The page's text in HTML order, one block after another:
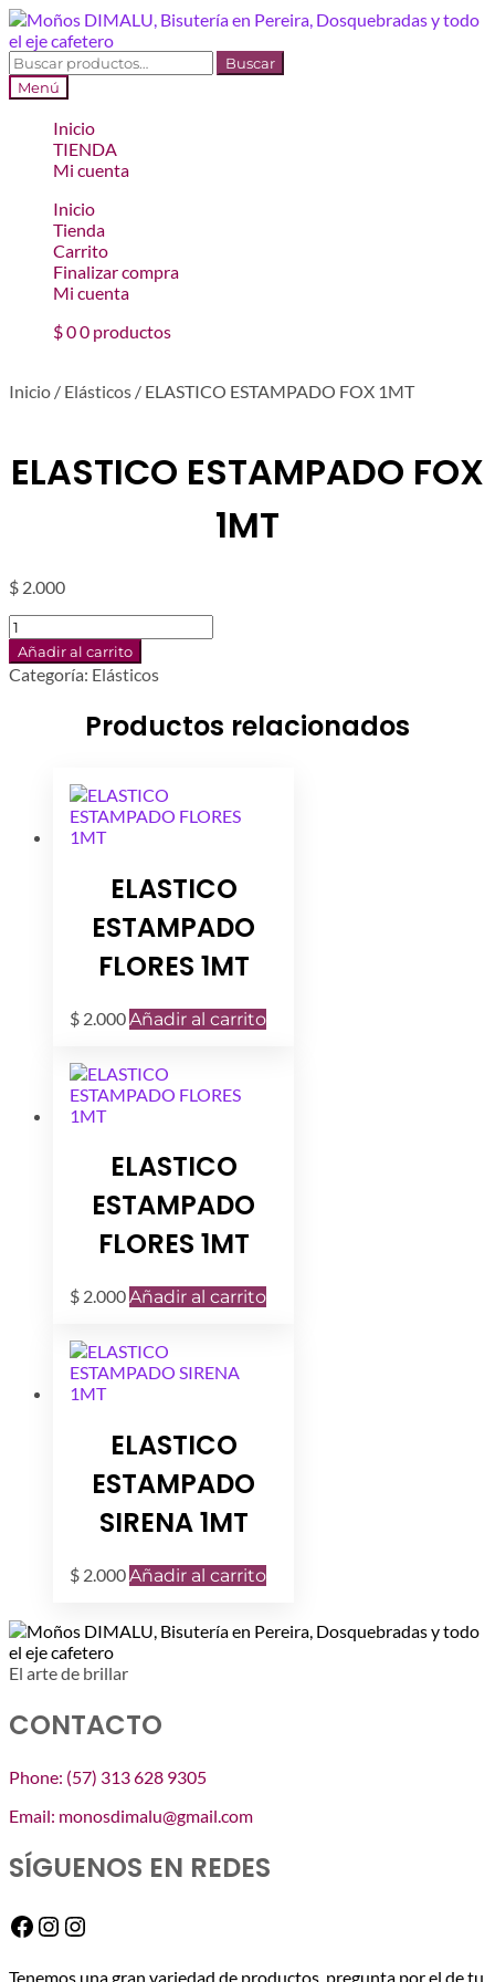
Ir
a
la
navegación
Ir
al
contenido
Buscar
por:
Buscar
Menú
Inicio
TIENDA
Mi cuenta
Inicio
Tienda
Carrito
Finalizar compra
Mi cuenta
$00 productos
Inicio / Elásticos / ELASTICO ESTAMPADO FOX 1MT
ELASTICO ESTAMPADO FOX
1MT
$ 2.000
ELASTICO
ESTAMPADO
FOX
1MT
Añadir al carrito
Categoría: Elásticos
Productos relacionados
ELASTICO
ESTAMPADO
FLORES 1MT
$ 2.000Añadir al carrito
ELASTICO
ESTAMPADO
FLORES 1MT
$ 2.000Añadir al carrito
ELASTICO
ESTAMPADO
SIRENA 1MT
$ 2.000Añadir al carrito
El arte de brillar
CONTACTO
Phone: (57) 313 628 9305
Email: monosdimalu@gmail.com
SÍGUENOS EN REDES
Facebook
Instagram
Instagram
Tenemos una gran variedad de productos, pregunta por el de tu